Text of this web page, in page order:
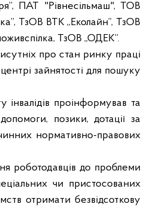
ПАТ "Рівнесільмаш", ТОВ
ТзОВ ВТК „Еколайн”, ТзОВ
ТзОВ „ОДЕК”.
про стан ринку праці
зайнятості для пошуку
проінформував та
позики, дотації за
нормативно-правових
роботодавців до проблеми
чи пристосованих
отримати безвідсоткову